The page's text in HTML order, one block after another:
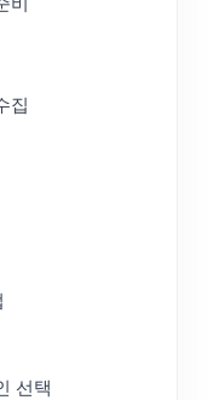
집
선택